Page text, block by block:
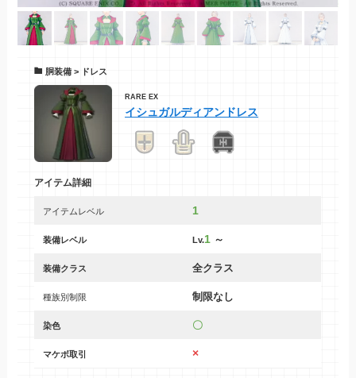
胴装備 > ドレス
RARE EX
イシュガルディアンドレス
アイテム詳細
アイテムレベル 1
装備レベル Lv.1～
装備クラス 全クラス
種族別制限 制限なし
染色 〇
マケボ取引 ×